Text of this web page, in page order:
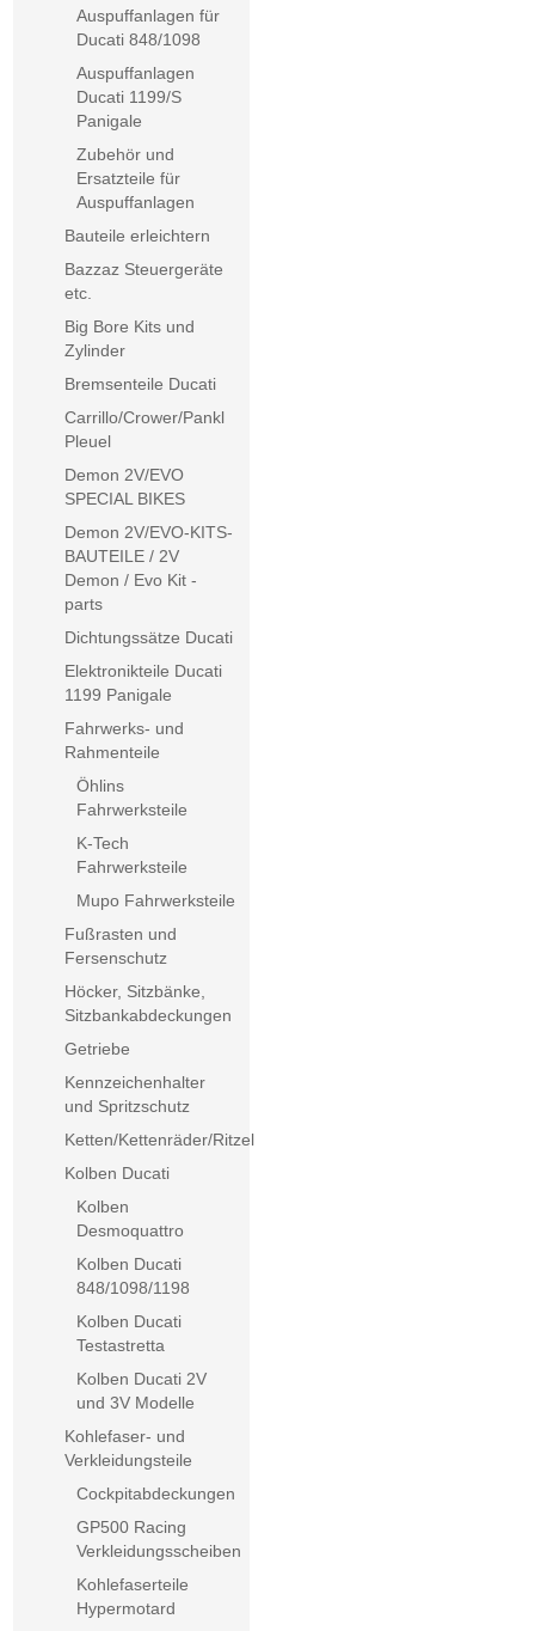
Auspuffanlagen für
Ducati 848/1098
Auspuffanlagen
Ducati 1199/S
Panigale
Zubehör und
Ersatzteile für
Auspuffanlagen
Bauteile erleichtern
Bazzaz Steuergeräte
etc.
Big Bore Kits und
Zylinder
Bremsenteile Ducati
Carrillo/Crower/Pankl
Pleuel
Demon 2V/EVO
SPECIAL BIKES
Demon 2V/EVO-KITS-
BAUTEILE / 2V
Demon / Evo Kit -
parts
Dichtungssätze Ducati
Elektronikteile Ducati
1199 Panigale
Fahrwerks- und
Rahmenteile
Öhlins
Fahrwerksteile
K-Tech
Fahrwerksteile
Mupo Fahrwerksteile
Fußrasten und
Fersenschutz
Höcker, Sitzbänke,
Sitzbankabdeckungen
Getriebe
Kennzeichenhalter
und Spritzschutz
Ketten/Kettenräder/Ritzel
Kolben Ducati
Kolben
Desmoquattro
Kolben Ducati
848/1098/1198
Kolben Ducati
Testastretta
Kolben Ducati 2V
und 3V Modelle
Kohlefaser- und
Verkleidungsteile
Cockpitabdeckungen
GP500 Racing
Verkleidungsscheiben
Kohlefaserteile
Hypermotard